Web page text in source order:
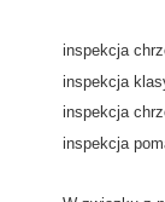
inspekcja
inspekcja klasy
inspekcja
inspekcja